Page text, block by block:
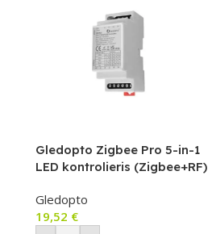
Gledopto Zigbee Pro 5-in-1
LED kontrolieris (Zigbee+RF)
sliediBee II, Hubitat
Elevation, Amazon Zigbee
Gledopto
19,52 €